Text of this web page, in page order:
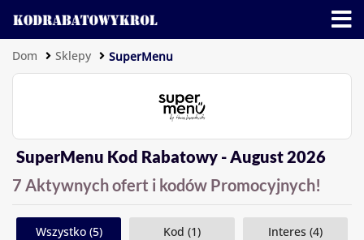
Dom Sklepy SuperMenu
SuperMenu Kod Rabatowy - August 2026
7 Aktywnych ofert i kodów Promocyjnych!
Wszystko (5) Kod (1) Interes (4)